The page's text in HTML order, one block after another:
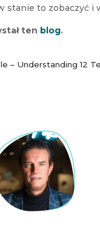
stanie to zobaczyć i
ten blog.
– Understanding 12